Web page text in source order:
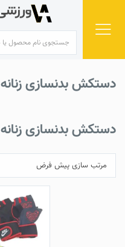
content
دستکش بدنسازی زنانه
دستکش بدنسازی زنانه